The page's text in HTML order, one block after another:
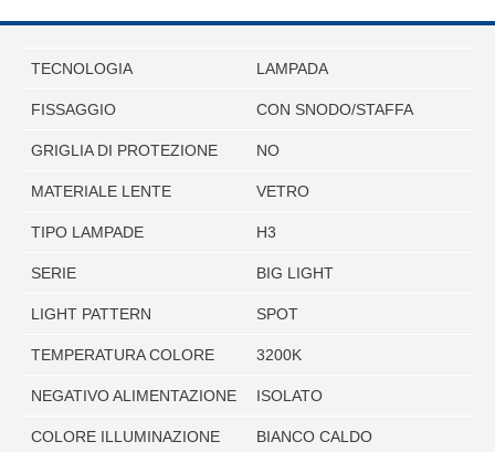
TECNOLOGIA LAMPADA
FISSAGGIO CON SNODO/STAFFA
GRIGLIA DI PROTEZIONE NO
MATERIALE LENTE VETRO
TIPO LAMPADE H3
SERIE BIG LIGHT
LIGHT PATTERN SPOT
TEMPERATURA COLORE 3200K
NEGATIVO ALIMENTAZIONE ISOLATO
COLORE ILLUMINAZIONE BIANCO CALDO